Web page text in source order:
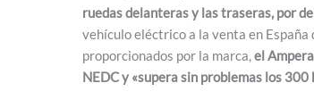
ruedas delanteras y las traseras, por
vehículo eléctrico a la venta en España
proporcionados por la marca,el
NEDC y «supera sin problemas los